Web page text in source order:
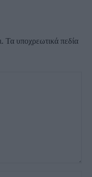
Τα υποχρεωτικά πεδία